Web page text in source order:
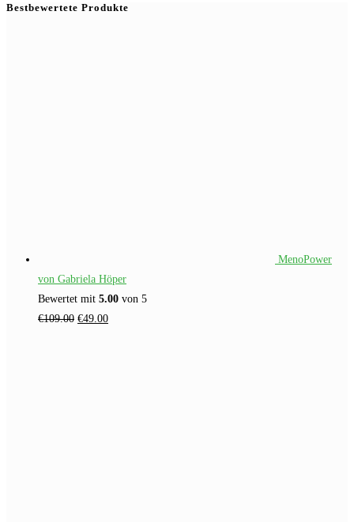
Bestbewertete Produkte
MenoPower
von Gabriela Höper
Bewertet mit 5.00 von 5
€109.00 Ursprünglicher
€49.00Aktueller